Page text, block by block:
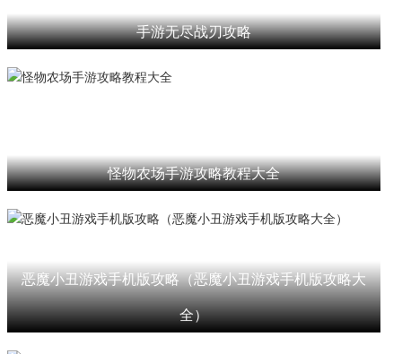
手游无尽战刃攻略
怪物农场手游攻略教程大全
恶魔小丑游戏手机版攻略（恶魔小丑游戏手机版攻略大
全）